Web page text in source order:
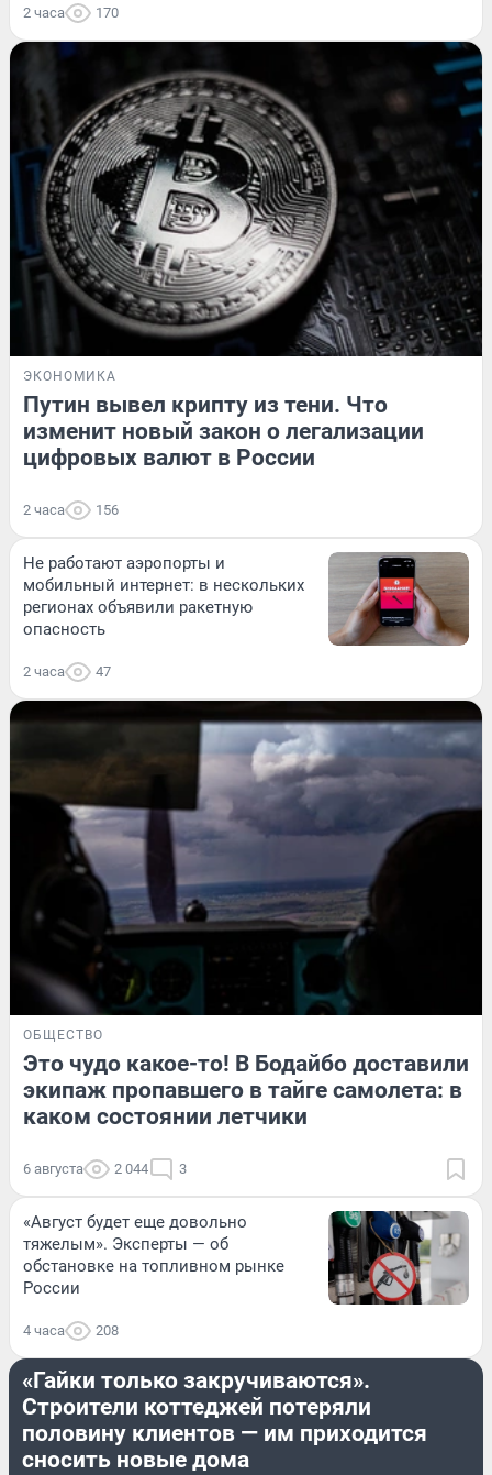
2 часа 170
ЭКОНОМИКА
Путин вывел крипту из тени. Что
изменит новый закон о легализации
цифровых валют в России
2 часа 156
Не работают аэропорты и
мобильный интернет: в нескольких
регионах объявили ракетную
опасность
2 часа 47
ОБЩЕСТВО
Это чудо какое-то! В Бодайбо доставили
экипаж пропавшего в тайге самолета: в
каком состоянии летчики
6 августа 2 044 3
«Август будет еще довольно
тяжелым». Эксперты — об
обстановке на топливном рынке
России
4 часа 208
НЕДВИЖИМОСТЬ
«Гайки только закручиваются».
Строители коттеджей потеряли
половину клиентов — им приходится
сносить новые дома